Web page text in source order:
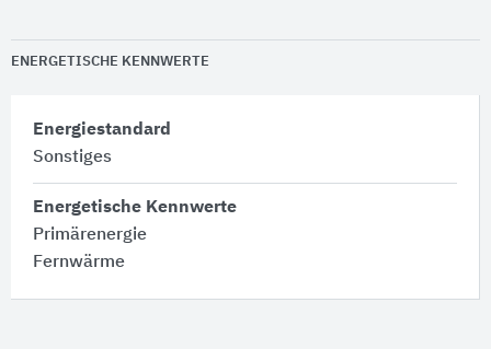
ENERGETISCHE KENNWERTE
Energiestandard
Sonstiges
Energetische Kennwerte
Primärenergie
Fernwärme